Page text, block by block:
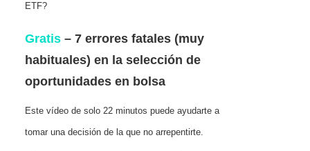
ETF?
Gratis – 7 errores fatales (muy
habituales) en la selección de
oportunidades en bolsa
Este vídeo de solo 22 minutos puede ayudarte a
tomar una decisión de la que no arrepentirte.